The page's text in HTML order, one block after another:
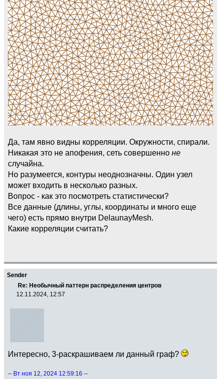
Да, там явно видны корреляции. Окружности, спирали.
Никакая это не апофения, сеть совершенно не
случайна.
Но разумеется, контуры неоднозначны. Один узел
может входить в несколько разных.
Вопрос - как это посмотреть статистически?
Все данные (длины, углы, координаты и много еще
чего) есть прямо внутри DelaunayMesh.
Какие корреляции считать?
Sender
Re: Необычный паттерн распределения центров
12.11.2024, 12:57
Интересно, 3-раскрашиваем ли данный граф?
-- Вт ноя 12, 2024 12:59:16 --